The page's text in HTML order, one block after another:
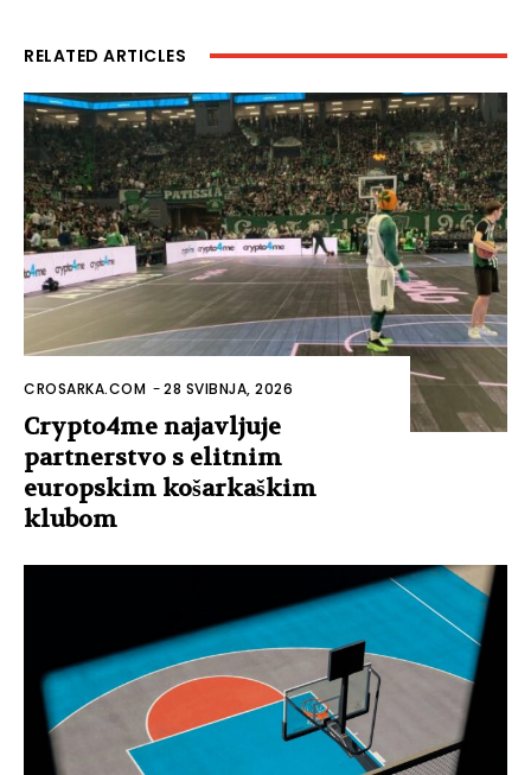
RELATED ARTICLES
CROSARKA.COM -28 SVIBNJA, 2026
Crypto4me najavljuje
partnerstvo s elitnim
europskim košarkaškim
klubom